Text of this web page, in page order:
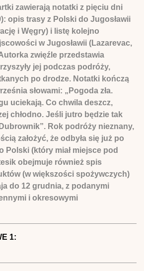
zawierają notatki z pięciu dni
opis trasy z Polski do Jugosławii
i Węgry) i listę kolejno
w Jugosławii (Lazarevac,
zwięźle przedstawia
jej podczas podróży,
po drodze. Notatki kończą
słowami: „Pogoda zła.
uciekają. Co chwila deszcz,
chłodno. Jeśli jutro będzie tak
Rok podróży nieznany,
założyć, że odbyła się już po
Polski (który miał miejsce pod
obejmuje również spis
(w większości spożywczych)
do 12 grudnia, z podanymi
i okresowymi
1: